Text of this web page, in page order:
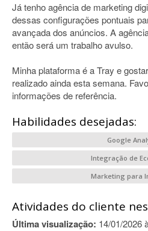
Já tenho agência de marketing
dessas configurações pontuais
avançada dos anúncios. A
então será um trabalho avulso.
Minha plataforma é a Tray e
realizado ainda esta semana.
informações de referência.
Habilidades desejadas:
Google
Integração de
Marketing para
Atividades do cliente
Última visualização: 14/01/2026